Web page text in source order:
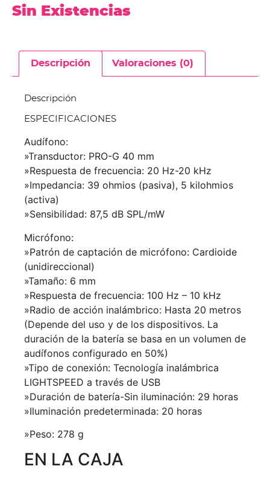
Sin Existencias
Descripción Valoraciones (0)
Descripción
ESPECIFICACIONES
Audífono:
»Transductor: PRO-G 40 mm
»Respuesta de frecuencia: 20 Hz-20 kHz
»Impedancia: 39 ohmios (pasiva), 5 kilohmios
(activa)
»Sensibilidad: 87,5 dB SPL/mW
Micrófono:
»Patrón de captación de micrófono: Cardioide
(unidireccional)
»Tamaño: 6 mm
»Respuesta de frecuencia: 100 Hz – 10 kHz
»Radio de acción inalámbrico: Hasta 20 metros
(Depende del uso y de los dispositivos. La
duración de la batería se basa en un volumen de
audífonos configurado en 50%)
»Tipo de conexión: Tecnología inalámbrica
LIGHTSPEED a través de USB
»Duración de batería-Sin iluminación: 29 horas
»Iluminación predeterminada: 20 horas
»Peso: 278 g
EN LA CAJA